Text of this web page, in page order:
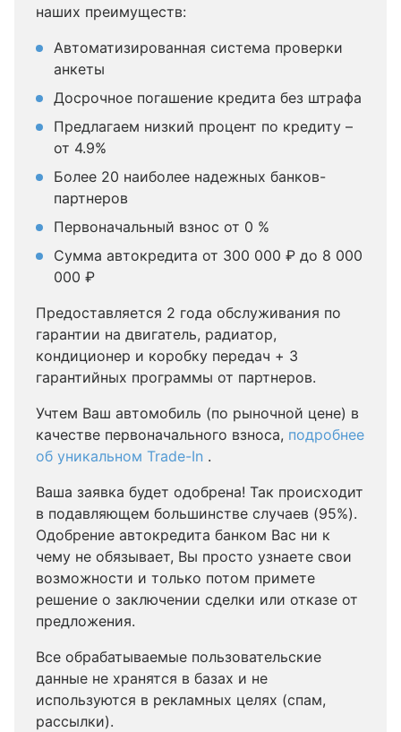
наших преимуществ:
Автоматизированная система проверки
анкеты
Досрочное погашение кредита без штрафа
Предлагаем низкий процент по кредиту –
от 4.9%
Более 20 наиболее надежных банков-
партнеров
Первоначальный взнос от 0 %
Сумма автокредита от 300 000 ₽ до 8 000
000 ₽
Предоставляется 2 года обслуживания по
гарантии на двигатель, радиатор,
кондиционер и коробку передач + 3
гарантийных программы от партнеров.
Учтем Ваш автомобиль (по рыночной цене) в
качестве первоначального взноса, подробнее
об уникальном Trade-In .
Ваша заявка будет одобрена! Так происходит
в подавляющем большинстве случаев (95%).
Одобрение автокредита банком Вас ни к
чему не обязывает, Вы просто узнаете свои
возможности и только потом примете
решение о заключении сделки или отказе от
предложения.
Все обрабатываемые пользовательские
данные не хранятся в базах и не
используются в рекламных целях (спам,
рассылки).